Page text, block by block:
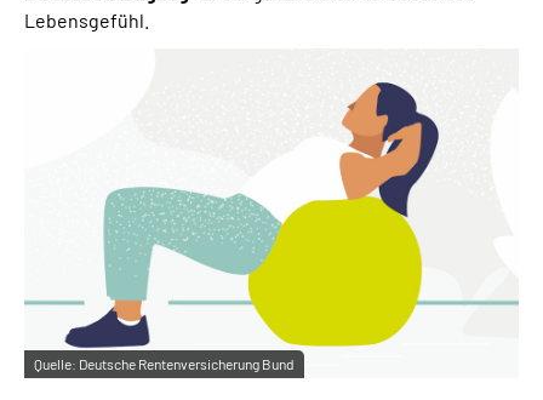
Gebärdensprache
Lebensgefühl.
Quelle: Deutsche Rentenversicherung Bund